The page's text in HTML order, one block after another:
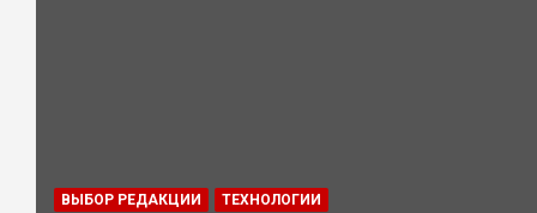
ВЫБОР РЕДАКЦИИ ТЕХНОЛОГИИ